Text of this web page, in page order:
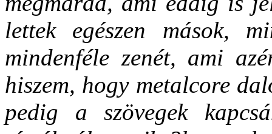
lettek egészen mások,
mindenféle zenét, ami
hiszem, hogy metalcore
pedig a szövegek